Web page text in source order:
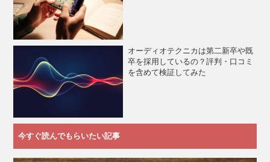
オーディオテクニカは第二新卒や既
卒を採用しているの？評判・口コミ
を含めて検証してみた
今すぐ読んでもらいたい記事